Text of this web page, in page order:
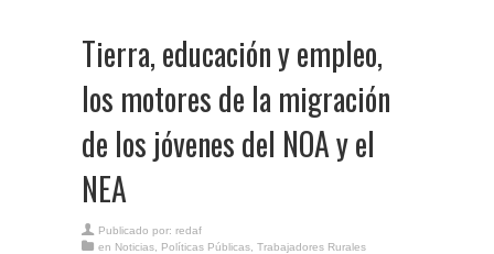
Tierra, educación y empleo,
los motores de la migración
de los jóvenes del NOA y el
NEA
Publicado por: redaf
en Noticias Políticas Públicas Trabajadores Rurales